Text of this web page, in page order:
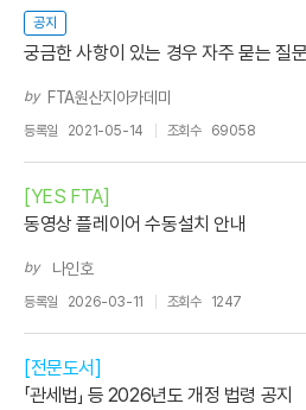
공지
궁금한 사항이 있는 경우 자주 묻는 질
by FTA원산지아카데미
등록일 2021-05-14 조회수 69058
[YES FTA]
동영상 플레이어 수동설치 안내
by 나인호
등록일 2026-03-11 조회수 1247
[전문도서]
「관세법」 등 2026년도 개정 법령 공지